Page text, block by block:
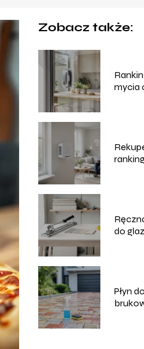
Zobacz także:
mycia
do
Płyn